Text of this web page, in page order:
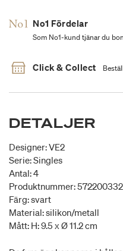
No1 Fördelar
Som No1-kund tjänar du
Click & Collect
DETALJER
Designer: VE2
Serie: Singles
Antal: 4
Produktnummer:
Färg: svart
Material: silikon/metall
Mått: H: 9.5 x Ø 11.2 cm